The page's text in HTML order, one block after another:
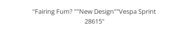
"Fairing Fum? ""New Design""Vespa Sprint
28615"